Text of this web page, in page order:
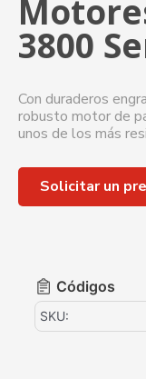
3800
Con duraderos
robusto motor de
unos de los más
Solicitar un
Códigos
SKU: